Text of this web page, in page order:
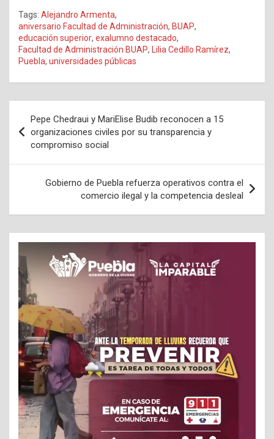
Tags: Alejandro Armenta,
aniversario Facultad de Administración, BUAP,
educación superior, exalumno destacado,
Facultad de Administración BUAP, Lilia Cedillo Ramírez,
Puebla, universidades públicas
de
entradas
Pepe Chedraui y MariElise Budib reconocen a 15
organizaciones civiles por su transparencia y
compromiso social
Gobierno de Puebla refuerza operativos contra el
comercio ilegal y la competencia desleal